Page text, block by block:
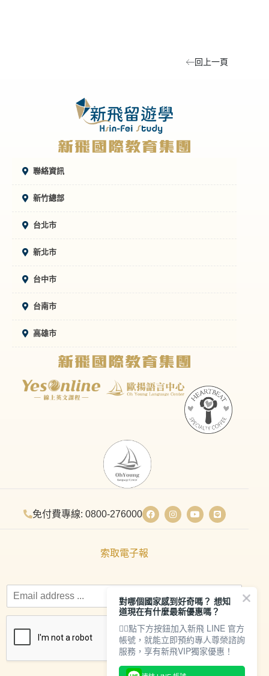
回上一頁
聯絡資訊
新竹總部
台北市
新北市
台中市
台南市
高雄市
免付費專線: 0800-276000
索取電子報
對哪個國家感到好奇嗎？ 想知
道現在有什麼最新優惠嗎？
👇🏻點下方按鈕加入新飛 LINE 官方
帳號，就能立即預約專人尊榮諮詢
服務，享有新飛VIP獨家優惠！